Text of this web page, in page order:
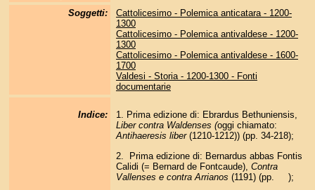
Soggetti:
Cattolicesimo - Polemica anticatara - 1200-
1300
Cattolicesimo - Polemica antivaldese - 1200-
1300
Cattolicesimo - Polemica antivaldese - 1600-
1700
Valdesi - Storia - 1200-1300 - Fonti
documentarie
Indice:
1. Prima edizione di: Ebrardus Bethuniensis,
Liber contra Waldenses (oggi chiamato:
Antihaeresis liber(1210-1212)) (pp. 34-218);
2. Prima edizione di: Bernardus abbas Fontis
Calidi (= Bernard de Fontcaude), Contra
Vallenses e contra Arrianos (1191) (pp. );